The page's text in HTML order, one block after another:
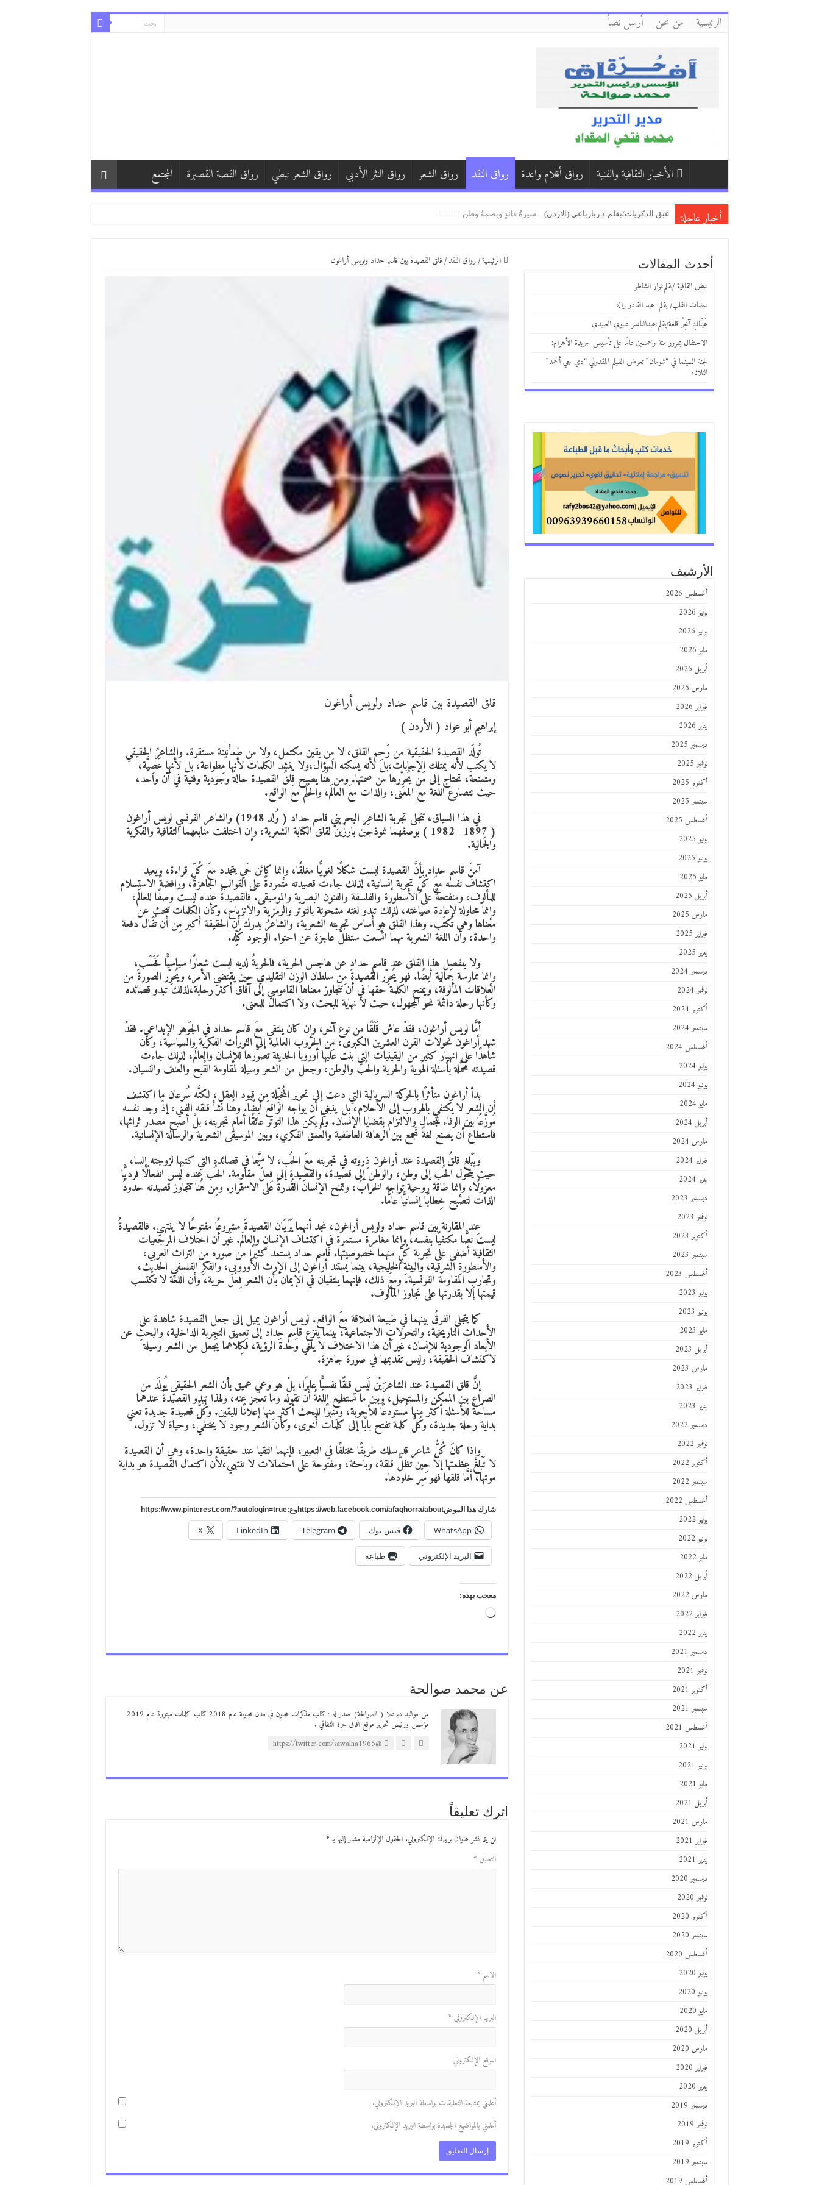
الرئيسية من نحن أرسل نصاً
الأخبار الثقافية والفنية رواق أقلام واعدة رواق النقد رواق الشعر رواق النثر الأدبي رواق الشعر نبطي رواق القصة القصيرة المجتمع
أخبار عاجلة الفريق أول الركن خالد جميل الصرايرة… سيرةُ قائدٍ وبصمةُ وطن
ملفات سرية/بقلم:*أمة الله الأحمدي
عجز/بقلم:علي أحمد عبده قاسم
الرئيسية/رواق النقد/قلق القصيدة بين قاسم حداد ولويس أراغون
قلق القصيدة بين قاسم حداد ولويس أراغون
إبراهيم أبو عواد ( الأردن )
تُولَد القصيدة الحقيقية من رَحِم القلق، لا مِن يقين مكتمل، ولا من طمأنينة مستقرة. والشاعرُ الحقيقي
لا يكتب لأنه يمتلك الإجابات،بل لأنه يسكنه السؤال،ولا ينشد الكلمات لأنها مِطواعة، بل لأنها عَصِيَّة،
ومتمنعة، تحتاج إلى مَن يُحرِّرها من صمتها. ومن هُنا يصبح قلقُ القصيدة حالةً وجودية وفنية في آن واحد،
حيث تتصارع اللغة معَ المعنى، والذات معَ العالَم، والحُلْم معَ الواقع.
في هذا السياق، تتجلى تجربة الشاعر البحريني قاسم حداد ( وُلد 1948) والشاعر الفرنسي لويس أراغون
( 1897_ 1982 ) بوصفهما نموذجَيْن بارزَيْن لقلق الكتابة الشعرية، وإن اختلفت منابعهما الثقافية والفكرية
والجَمالية.
آمنَ قاسم حداد بأنَّ القصيدة ليست شكلًا لغويًّا مغلقًا، وإنما كائن حَي يتجدد معَ كُلِّ قراءة، ويعيد
اكتشافَ نفسه معَ كُلِّ تجربة إنسانية، لذلك جاءت قصيدته متمردةً على القوالب الجاهزة، ورافضةً الاستسلام
للمألوف، ومنفتحةً على الأسطورة والفلسفة والفنون البصرية والموسيقى. فالقصيدةُ عنده ليست وصفًا للعالَم،
وإنما محاولة لإعادة صياغته، لذلك تبدو لغته مشحونة بالتوتر والرمزية والانزياح، وكأن الكلمات تبحث عن
معناها وهي تُكتَب. وهذا القلقُ هو أساس تجربته الشعرية، والشاعرُ يدرك أن الحقيقة أكبر مِن أن تُقَال دفعة
واحدة، وأن اللغة الشعرية مهما اتَّسعت ستظلُّ عاجزة عن احتواء الوجود كُلِّه.
ولا ينفصل هذا القلق عند قاسم حداد عن هاجس الحرية، فالحريةُ لديه ليست شعارًا سياسيًّا فَحَسْب،
وإنما ممارسة جَمالية أيضًا. فهو يُحرِّر القصيدةَ مِن سلطان الوزن التقليدي حين يقتضي الأمر، ويُحرِّر الصورةَ من
العلاقات المألوفة، ويمنح الكلمة حقها في أن تتجاوز معناها القاموسي إلى آفاق أكثر رحابة،لذلك تبدو قصائده
وكأنها رحلة دائمة نحو المجهول، حيث لا نهاية للبحث، ولا اكتمال للمعنى.
أمَّا لويس أراغون، فقدْ عاش قَلَقًا من نوع آخر، وإن كان يلتقي معَ قاسم حداد في الجَوهر الإبداعي. فقدْ
شهد أراغون تحولات القرن العشرين الكبرى، مِن الحروب العالمية إلى الثورات الفكرية والسياسية، وكان
شاهدًا على انهيار كثير من اليقينيات التي بنت عليها أوروبا الحديثة تصوُّرها للإنسان والعالَم، لذلك جاءت
قصيدته مُحمَّلة بأسئلة الهُوية والحرية والحُب والوطن، وجعل من الشعر وسيلة لمقاومة القُبح والعُنف والنسيان.
بدأ أراغون متأثرًا بالحركة السريالية التي دعت إلى تحرير المُخيِّلة من قيود العقل، لكنَّه سُرعان ما اكتشف
أن الشعر لا يكتفي بالهروب إلى الأحلام، بل ينبغي أن يواجه الواقعَ أيضًا. وهُنا نشأ قلقه الفني، إذْ وجد نفسه
مُوزَّعًا بين الوفاء للجَمال والالتزام بقضايا الإنسان. ولَم يكن هذا التوتر عائقًا أمام تجربته، بلْ أصبح مصدر ثرائها،
فاستطاع أن يصنع لغةً تَجمع بين الرهافة العاطفية والعُمق الفكري، وبين الموسيقى الشعرية والرسالة الإنسانية.
ويَبْلغ قلقُ القصيدة عند أراغون ذِروته في تجربته معَ الحُب، لا سِيَّما في قصائده التي كتبها لزوجته إلسا،
حيث يتحول الحُب إلى وطن، والوطن إلى قصيدة، والقصيدة إلى فِعل مقاومة. الحُب عنده ليس انفعالًا فرديًّا
معزولًا، وإنما طاقة روحية تواجه الخرابَ، وتمنح الإنسانَ القُدرةَ على الاستمرار. ومِن هُنا تتجاوز قصيدته حدودَ
الذات لتصبح خِطابًا إنسانيًّا عامًّا.
عِند المقارنة بين قاسم حداد ولويس أراغون، نجد أنهما يَرَيَان القصيدةَ مشروعًا مفتوحًا لا ينتهي. فالقصيدةُ
ليست نصًّا مكتفيًا بنفسه، وإنما مغامرة مستمرة في اكتشاف الإنسانِ والعالَم. غَير أن اختلاف المرجعيات
الثقافية أضفى على تجربة كُلٍّ منهما خصوصيتها. قاسم حداد يستمد كثيرًا من صوره من التراث العربي،
والأسطورةِ الشرقية، والبيئةِ الخليجية، بينما يستند أراغون إلى الإرث الأوروبي، والفكرِ الفلسفي الحديث،
وتجاربِ المقاومة الفرنسية. ومعَ ذلك، فإنهما يلتقيان في الإيمان بأن الشعر فِعل حرية، وأن اللغة لا تكتسب
قيمتها إلا بقدرتها على تجاوز المألوف.
كما يتجلى الفرقُ بينهما في طبيعة العلاقة معَ الواقع. لويس أراغون يميل إلى جعل القصيدة شاهدة على
الأحداثِ التاريخية، والتحولاتِ الاجتماعية، بينما ينزع قاسم حداد إلى تعميق التجربة الداخلية، والبحثِ عن
الأبعاد الوجودية للإنسان، غَير أن هذا الاختلاف لا يلغي وَحدةَ الرؤية، فَكِلاهما يَجعل من الشعر وسيلة
لاكتشاف الحقيقة، وليس تقديمها في صورة جاهزة.
إنَّ قلق القصيدة عند الشاعرَيْن لَيس قلقًا نفسيًّا عابرًا، بلْ هو وعي عميق بأن الشعر الحقيقي يُولَد من
الصراع بين الممكن والمستحيل، وبين ما تستطيع اللغةُ أن تقوله وما تعجز عنه، ولهذا تبدو القصيدةُ عندهما
مساحةً للأسئلة أكثر منها مُستودعًا للأجوبة، ومِنبرًا للبحث أكثر مِنها إعلانًا لليقين. وكُلُّ قصيدة جديدة تعني
بداية رحلة جديدة، وكُلُّ كلمة تفتح بابًا إلى كلمات أُخرى، وكأن الشعر وجود لا يختفي، وحياة لا تزول.
وإذا كانَ كُلُّ شاعر قد سلك طريقًا مختلفًا في التعبير، فإنهما التقيا عند حقيقة واحدة، وهي أن القصيدة
لا تَبْلغ عظمتها إلا حِين تظلُّ قلقة، وباحثة، ومفتوحة على احتمالات لا تنتهي،لأن اكتمال القصيدة هو بداية
موتها، أمَّا قلقها فهو سِر خلودها.
شارك هذا الموضhttps://web.facebook.com/afaqhorra/aboutوع:https://www.pinterest.com/?autologin=true
WhatsApp فيس بوك Telegram
LinkedIn
X
البريد الإلكتروني طباعة
معجب بهذه:
جاري
عن محمد صوالحة
من مواليد ديرعلا ( الصوالحة) صدر له : كتاب مذكرات مجنون في مدن مجنونة عام 2018 كتاب كلمات مبتورة عام 2019
مؤسس ورئيس تحرير موقع آفاق حرة الثقافي .
@https://twitter.com/sawalha1965
اترك تعليقاً
لن يتم نشر عنوان بريدك الإلكتروني. الحقول الإلزامية مشار إليها بـ*
التعليق *
الاسم *
البريد الإلكتروني *
الموقع الإلكتروني
أعلمني بمتابعة التعليقات بواسطة البريد الإلكتروني.
أعلمني بالمواضيع الجديدة بواسطة البريد الإلكتروني.
أحدث المقالات
نبض القافية /بقلم:نوار الشاطر
نبضات القلب/ بقلم: عبد القادر رالة
عَيْنَاكِ آخِرُ قلعة/بقلم:عبدالناصر عليوي العبيدي
الاحتفال بمرور مئة وخمسين عامًا على تأسيس جريدة الأهرام:
لجنة السينما في “شومان” تعرض الفيلم المقدوني “دي جي أحمد”
الثلاثاء
الأرشيف
أغسطس 2026
يوليو 2026
يونيو 2026
مايو 2026
أبريل 2026
مارس 2026
فبراير 2026
يناير 2026
ديسمبر 2025
نوفمبر 2025
أكتوبر 2025
سبتمبر 2025
أغسطس 2025
يوليو 2025
يونيو 2025
مايو 2025
أبريل 2025
مارس 2025
فبراير 2025
يناير 2025
ديسمبر 2024
نوفمبر 2024
أكتوبر 2024
سبتمبر 2024
أغسطس 2024
يوليو 2024
يونيو 2024
مايو 2024
أبريل 2024
مارس 2024
فبراير 2024
يناير 2024
ديسمبر 2023
نوفمبر 2023
أكتوبر 2023
سبتمبر 2023
أغسطس 2023
يوليو 2023
يونيو 2023
مايو 2023
أبريل 2023
مارس 2023
فبراير 2023
يناير 2023
ديسمبر 2022
نوفمبر 2022
أكتوبر 2022
سبتمبر 2022
أغسطس 2022
يوليو 2022
يونيو 2022
مايو 2022
أبريل 2022
مارس 2022
فبراير 2022
يناير 2022
ديسمبر 2021
نوفمبر 2021
أكتوبر 2021
سبتمبر 2021
أغسطس 2021
يوليو 2021
يونيو 2021
مايو 2021
أبريل 2021
مارس 2021
فبراير 2021
يناير 2021
ديسمبر 2020
نوفمبر 2020
أكتوبر 2020
سبتمبر 2020
أغسطس 2020
يوليو 2020
يونيو 2020
مايو 2020
أبريل 2020
مارس 2020
فبراير 2020
يناير 2020
ديسمبر 2019
نوفمبر 2019
أكتوبر 2019
سبتمبر 2019
أغسطس 2019